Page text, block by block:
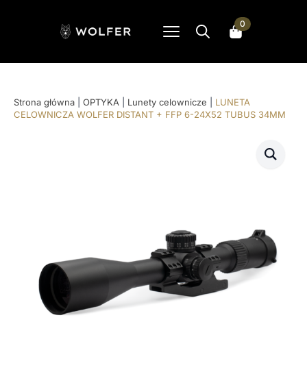
0
Strona główna OPTYKA Lunety celownicze
LUNETA
CELOWNICZA WOLFER DISTANT + FFP 6-24X52 TUBUS 34MM